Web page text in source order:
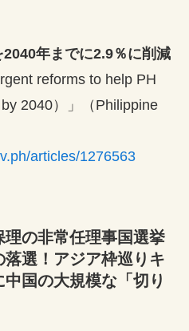
年までに2.9％に削減
reforms to help PH
2040）」（Philippine
articles/1276563
理の非常任理事国選挙
選！アジア枠巡りキ
国の大規模な「切り